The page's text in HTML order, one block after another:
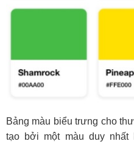
Bảng màu biểu trưng cho
tạo bởi một màu duy nhất